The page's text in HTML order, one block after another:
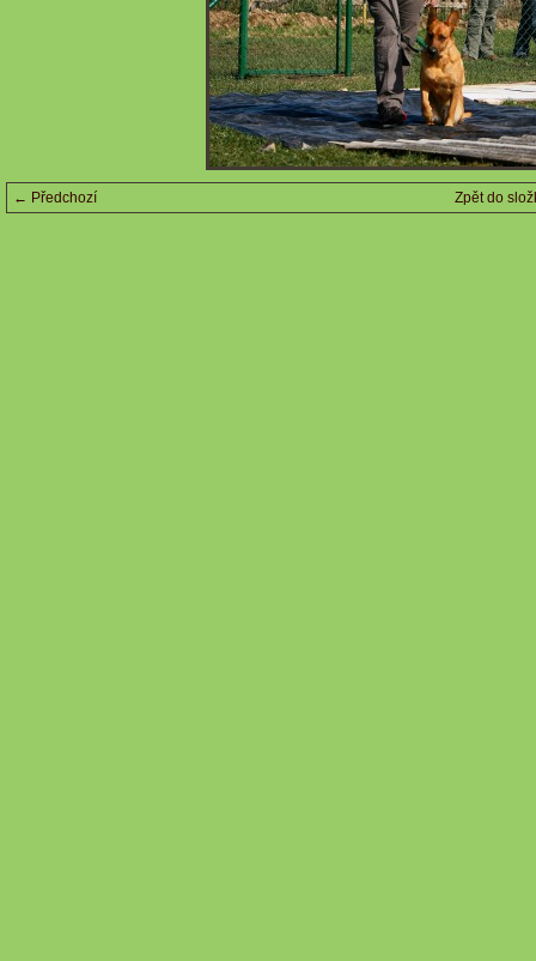
← Předchozí Zpět do